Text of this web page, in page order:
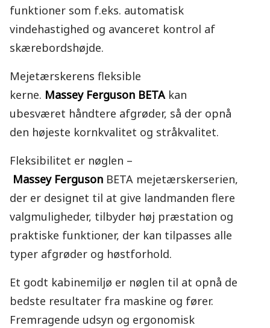
funktioner som f.eks. automatisk
vindehastighed og avanceret kontrol af
skærebordshøjde.
Mejetærskerens fleksible
kerne. Massey Ferguson BETAkan
ubesværet håndtere afgrøder, så der opnå
den højeste kornkvalitet og stråkvalitet.
Fleksibilitet er nøglen –
Massey Ferguson BETA mejetærskerserien,
der er designet til at give landmanden flere
valgmuligheder, tilbyder høj præstation og
praktiske funktioner, der kan tilpasses alle
typer afgrøder og høstforhold.
Et godt kabinemiljø er nøglen til at opnå de
bedste resultater fra maskine og fører.
Fremragende udsyn og ergonomisk